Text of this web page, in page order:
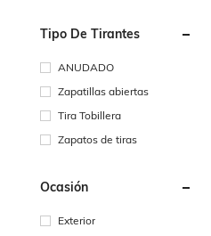
Tipo De Tirantes
ANUDADO
Zapatillas abiertas
Tira Tobillera
Zapatos de tiras
Ocasión
Exterior